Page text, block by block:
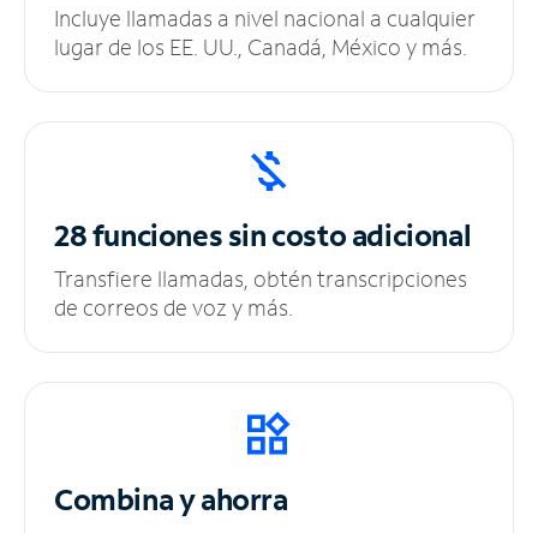
Incluye llamadas a nivel nacional a cualquier
lugar de los EE. UU., Canadá, México y más.
28 funciones sincosto adicional
Transfiere llamadas, obtén transcripciones
de correos de voz y más.
Combina y ahorra